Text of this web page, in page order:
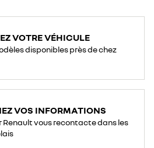
VOTRE VÉHICULE
disponibles près de chez
VOS INFORMATIONS
Renault vous recontacte dans les